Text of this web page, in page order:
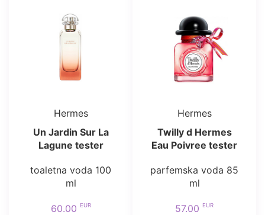
Hermes
Un Jardin Sur La
Lagune tester
toaletna voda 100
ml
60.00 EUR
Hermes
Twilly d Hermes
Eau Poivree tester
parfemska voda 85
ml
57.00 EUR